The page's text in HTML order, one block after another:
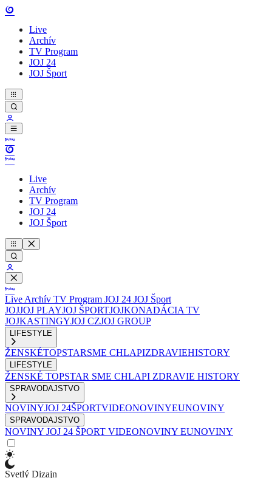
Live
Archív
TV Program
JOJ 24
JOJ Šport
Live
Archív
TV Program
JOJ 24
JOJ Šport
Live Archív TV Program JOJ 24 JOJ Šport
JOJJOJ PLAYJOJ ŠPORTJOJKONADÁCIA TV
JOJKASTINGYJOJ CZJOJ GROUP
LIFESTYLE
ŽENSKÉTOPSTARSME CHLAPIZDRAVIEHISTORY
LIFESTYLE
ŽENSKÉ TOPSTAR SME CHLAPI ZDRAVIE HISTORY
SPRAVODAJSTVO
NOVINYJOJ 24ŠPORTVIDEONOVINYEUNOVINY
SPRAVODAJSTVO
NOVINY JOJ 24 ŠPORT VIDEONOVINY EUNOVINY
Svetlý Dizajn